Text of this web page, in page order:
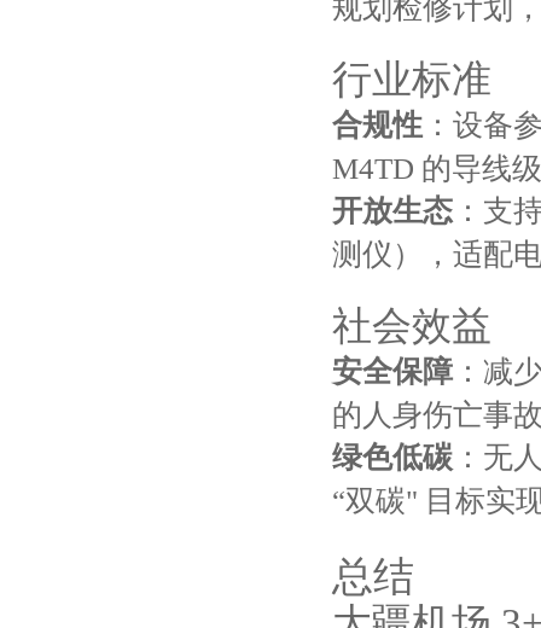
规划检修计划
行业标准
合规性 ：设备
M4TD 的导线
开放生态 ：支
测仪），适配
社会效益
安全保障 ：减
的人身伤亡事
绿色低碳 ：无
“双碳" 目标实
总结